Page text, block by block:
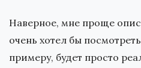
Наверное, мне проще
очень хотел бы
примеру, будет просто